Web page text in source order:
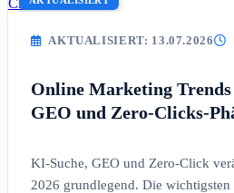
AKTUALISIERT: 13.07.2026
Online Marketing
GEO und Zero-Clicks-
KI-Suche, GEO und Zero-Click
2026 grundlegend. Die